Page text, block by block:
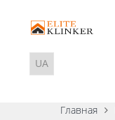
Главная